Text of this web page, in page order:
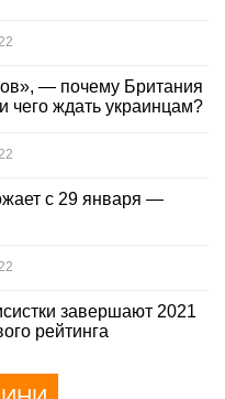
— почему Британия
чего ждать украинцам?
с 29 января —
завершают 2021
рейтинга